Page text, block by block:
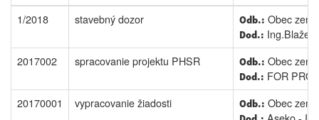
1/2018 stavebný dozor Odb.: Obec
Dod.: Ing.Blažej
2017002
spracovanie projektu PHSR Odb.: Obec
Dod.: FOR
20170001
vypracovanie žiadosti Odb.: Obec